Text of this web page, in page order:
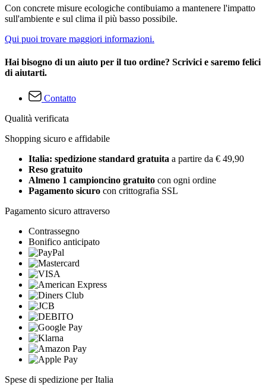
Con concrete misure ecologiche contibuiamo a mantenere l'impatto
sull'ambiente e sul clima il più basso possibile.
Qui puoi trovare maggiori informazioni.
Hai bisogno di un aiuto per il tuo ordine? Scrivici e saremo felici
di aiutarti.
Contatto
Qualità verificata
Shopping sicuro e affidabile
Italia: spedizione standard gratuita a partire da € 49,90
Reso gratuito
Almeno 1 campioncino gratuito con ogni ordine
Pagamento sicuro con crittografia SSL
Pagamento sicuro attraverso
Contrassegno
Bonifico anticipato
Spese di spedizione per Italia